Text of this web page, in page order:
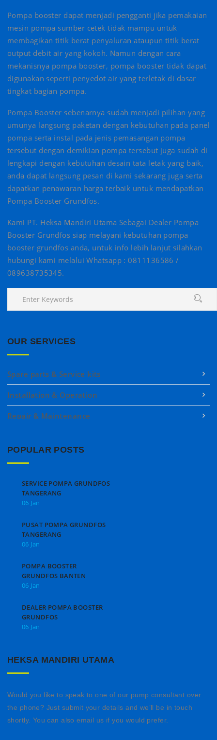
Pompa booster dapat menjadi pengganti jika pemakaian
mesin pompa sumber cetek tidak mampu untuk
membagikan titik berat penyaluran ataupun titik berat
output debit air yang kokoh. Namun dengan cara
mekanisnya pompa booster, pompa booster tidak dapat
digunakan seperti penyedot air yang terletak di dasar
tingkat bagian pompa.
Pompa Booster sebenarnya sudah menjadi pilihan yang
umunya langsung paketan dengan kebutuhan pada panel
pompa serta instal pada jenis pemasangan pompa
tersebut dengan demikian pompa tersebut juga sudah di
lengkapi dengan kebutuhan desain tata letak yang baik,
anda dapat langsung pesan di kami sekarang juga serta
dapatkan penawaran harga terbaik untuk mendapatkan
Pompa Booster Grundfos.
Kami PT. Heksa Mandiri Utama Sebagai Dealer Pompa
Booster Grundfos siap melayani kebutuhan pompa
booster grundfos anda, untuk info lebih lanjut silahkan
hubungi kami melalui ‍Whatsapp : 0811136586 /
089638735345.
OUR SERVICES
Spare parts & Service kits
Installation & Operation
Repair & Maintenance
POPULAR POSTS
SERVICE POMPA GRUNDFOS
TANGERANG
06 Jan
PUSAT POMPA GRUNDFOS
TANGERANG
06 Jan
POMPA BOOSTER
GRUNDFOS BANTEN
06 Jan
DEALER POMPA BOOSTER
GRUNDFOS
06 Jan
HEKSA MANDIRI UTAMA
Would you like to speak to one of our pump consultant over
the phone? Just submit your details and we’ll be in touch
shortly. You can also email us if you would prefer.